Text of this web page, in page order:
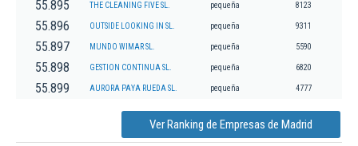
55.895 THE CLEANING FIVE SL. pequeña 8123
55.896 OUTSIDE LOOKING IN SL. pequeña 9311
55.897 MUNDO WIMAR SL. pequeña 5590
55.898 GESTION CONTINUA SL. pequeña 6820
55.899 AURORA PAYA RUEDA SL. pequeña 4777
Ver Ranking de Empresas de Madrid